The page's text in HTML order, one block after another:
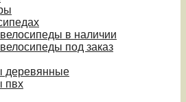
в наличии
под заказ
деревянные
пвх